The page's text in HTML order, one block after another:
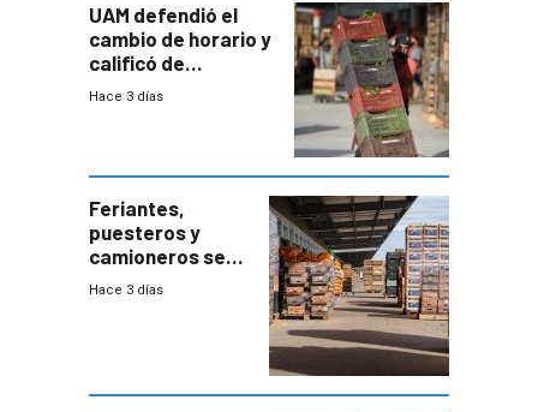
UAM defendió el
cambio de horario y
calificó de
“desproporcionado”
Hace 3 días
Feriantes,
puesteros y
camioneros se
movilizaron en
Hace 3 días